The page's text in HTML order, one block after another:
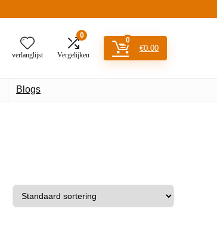
verlanglijst
0
Vergelijken
0
€0.00
Blogs